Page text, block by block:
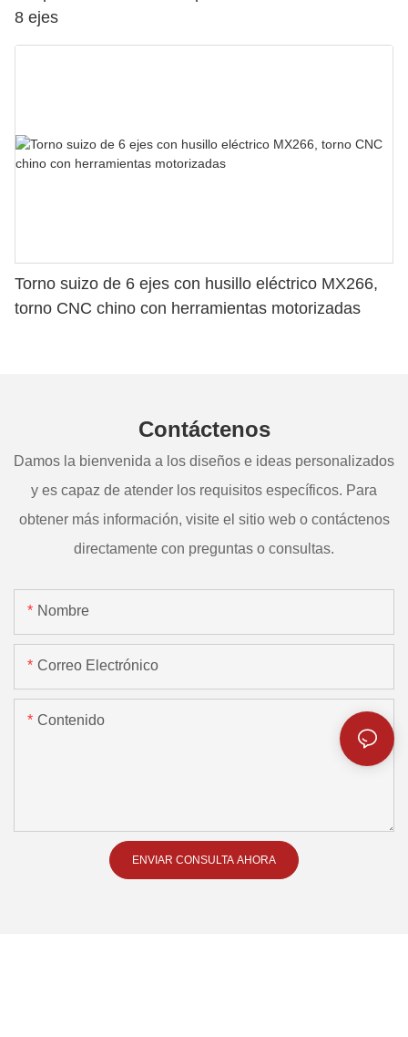
8 ejes
Torno suizo de 6 ejes con husillo eléctrico MX266,
torno CNC chino con herramientas motorizadas
Contáctenos
Damos la bienvenida a los diseños e ideas personalizados
y es capaz de atender los requisitos específicos. Para
obtener más información, visite el sitio web o contáctenos
directamente con preguntas o consultas.
Nombre
Correo Electrónico
Contenido
ENVIAR CONSULTA AHORA